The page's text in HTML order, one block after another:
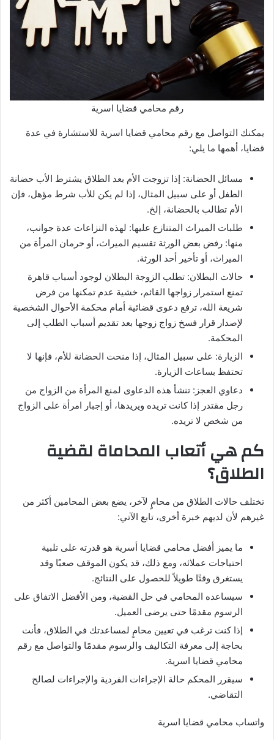
رقم محامي قضايا اسرية
يمكنك التواصل مع رقم محامي قضايا اسرية للاستشارة في عدة
قضايا، أهمها ما يلي:
مسائل الحضانة: إذا تزوجت الأم بعد الطلاق يشترط الأب حضانة
الطفل أو على سبيل المثال، إذا لم يكن للأب شرط مؤهل، فإن
الأم تطالب بالحضانة، إلخ.
طلبات الميراث المتنازع عليها: لهذه النزاعات عدة جوانب،
منها: رفض بعض الورثة تقسيم الميراث، أو حرمان المرأة من
الميراث، أو تأخير أحد الورثة.
حالات البطلان: تطلب الزوجة البطلان لوجود أسباب قاهرة
تمنع استمرار زواجها القائم، خشية عدم تمكنها من فرض
شريعة الله، ترفع دعوى قضائية أمام محكمة الأحوال الشخصية
لإصدار قرار فسخ زواج زوجها بعد تقديم أسباب الطلب إلى
المحكمة.
الزيارة: على سبيل المثال، إذا منحت الحضانة للأم، فإنها لا
تحتفظ بساعات الزيارة.
دعاوي العجز: تنشأ هذه الدعاوى لمنع المرأة من الزواج من
رجل مقتدر إذا كانت تريده ويريدها، أو إجبار امرأة على الزواج
من شخص لا تريده.
كم هي أتعاب المحاماة لقضية
الطلاق؟
تختلف حالات الطلاق من محامٍ لآخر، يضع بعض المحامين أكثر من
غيرهم لأن لديهم خبرة أخرى، تابع الآتي:
ما يميز أفضل محامي قضايا أسرية هو قدرته على تلبية
احتياجات عملائه، ومع ذلك، قد يكون الموقف صعبًا وقد
يستغرق وقتًا طويلاً للحصول على النتائج.
سيساعده المحامي في حل القضية، ومن الأفضل الاتفاق على
الرسوم مقدمًا حتى يرضى العميل.
إذا كنت ترغب في تعيين محامٍ لمساعدتك في الطلاق، فأنت
بحاجة إلى معرفة التكاليف والرسوم مقدمًا والتواصل مع رقم
محامي قضايا اسرية.
سيقرر المحكم حالة الإجراءات الفردية والإجراءات لصالح
التقاضي.
واتساب محامي قضايا اسرية